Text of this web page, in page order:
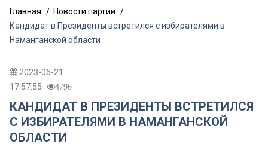
Главная
Новости партии
Кандидат в Президенты встретился с избирателями в
Наманганской области
2023-06-21
17:57:55
4796
КАНДИДАТ В ПРЕЗИДЕНТЫ ВСТРЕТИЛСЯ
С ИЗБИРАТЕЛЯМИ В НАМАНГАНСКОЙ
ОБЛАСТИ